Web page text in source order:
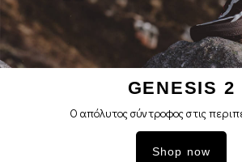
GENESIS 2
Ο απόλυτος σύντροφος στις
Shop now